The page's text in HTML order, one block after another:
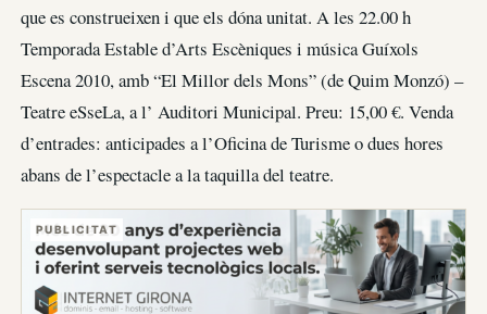
que es construeixen i que els dóna unitat. A les 22.00 h
Temporada Estable d’Arts Escèniques i música Guíxols
Escena 2010, amb “El Millor dels Mons” (de Quim Monzó) –
Teatre eSseLa, a l’ Auditori Municipal. Preu: 15,00 €. Venda
d’entrades: anticipades a l’Oficina de Turisme o dues hores
abans de l’espectacle a la taquilla del teatre.
PUBLICITAT